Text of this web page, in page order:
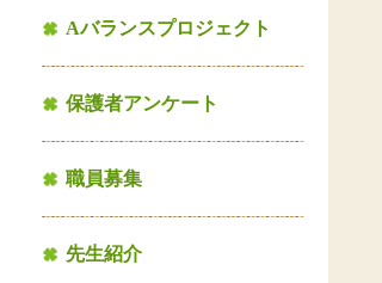
Aバランスプロジェクト
保護者アンケート
職員募集
先生紹介